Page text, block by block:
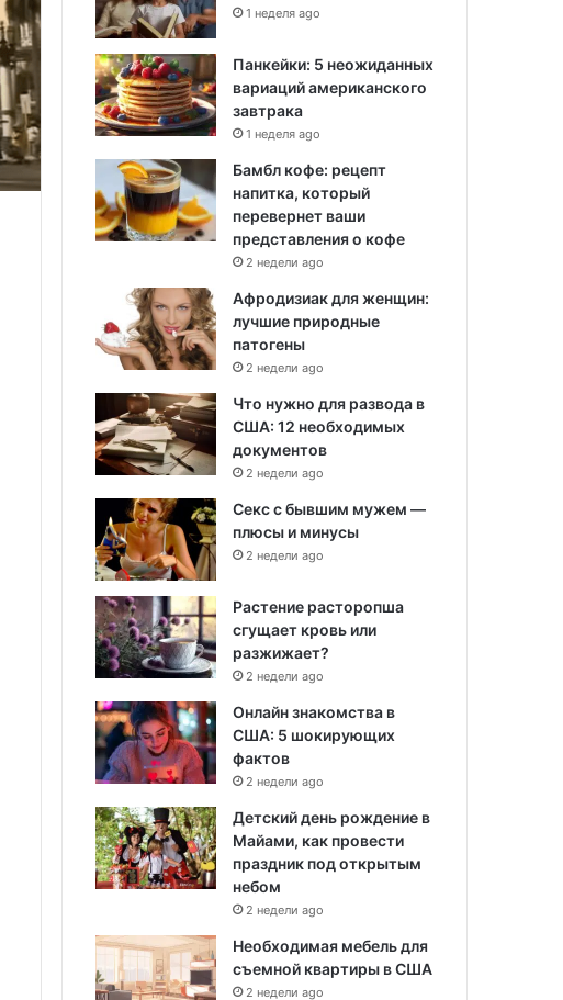
1 неделя ago
Панкейки: 5 неожиданных
вариаций американского
завтрака
1 неделя ago
Бамбл кофе: рецепт
напитка, который
перевернет ваши
представления о кофе
2 недели ago
Афродизиак для женщин:
лучшие природные
патогены
2 недели ago
Что нужно для развода в
США: 12 необходимых
документов
2 недели ago
Секс с бывшим мужем —
плюсы и минусы
2 недели ago
Растение расторопша
сгущает кровь или
разжижает?
2 недели ago
Онлайн знакомства в
США: 5 шокирующих
фактов
2 недели ago
Детский день рождение в
Майами, как провести
праздник под открытым
небом
2 недели ago
Необходимая мебель для
съемной квартиры в США
2 недели ago